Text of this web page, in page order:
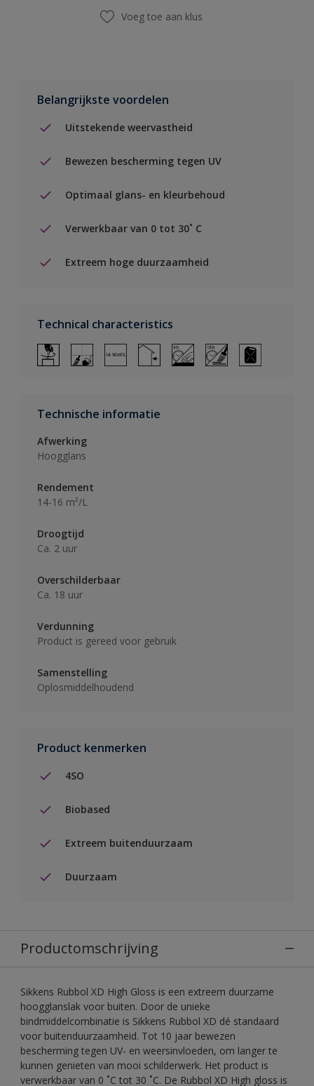
Voeg toe aan klus
Belangrijkste voordelen
Uitstekende weervastheid
Bewezen bescherming tegen UV
Optimaal glans- en kleurbehoud
Verwerkbaar van 0 tot 30˚ C
Extreem hoge duurzaamheid
Technical characteristics
Technische informatie
Afwerking
Hoogglans
Rendement
14-16 m²/L
Droogtijd
Ca. 2 uur
Overschilderbaar
Ca. 18 uur
Verdunning
Product is gereed voor gebruik
Samenstelling
Oplosmiddelhoudend
Product kenmerken
4SO
Biobased
Extreem buitenduurzaam
Duurzaam
Productomschrijving
Sikkens Rubbol XD High Gloss is een extreem duurzame
hoogglanslak voor buiten. Door de unieke
bindmiddelcombinatie is Sikkens Rubbol XD dé standaard
voor buitenduurzaamheid. Tot 10 jaar bewezen
bescherming tegen UV- en weersinvloeden, om langer te
kunnen genieten van mooi schilderwerk. Het product is
verwerkbaar van 0 ˚C tot 30 ˚C. De Rubbol XD High gloss is